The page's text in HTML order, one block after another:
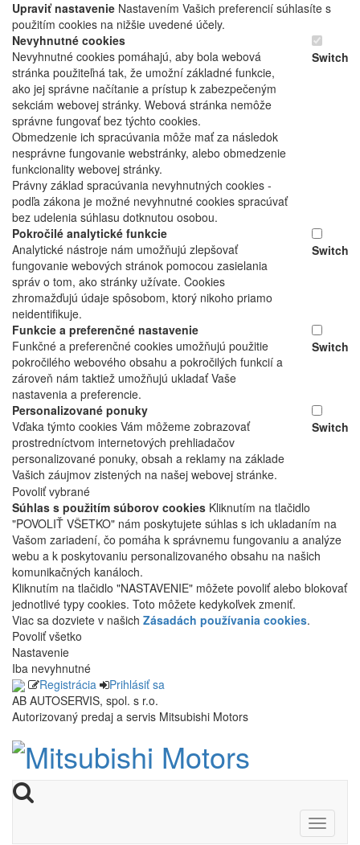
Upraviť nastavenie Nastavením Vašich preferencií súhlasíte s
použitím cookies na nižšie uvedené účely.
Nevyhnutné cookies
Nevyhnutné cookies pomáhajú, aby bola webová
stránka použiteľná tak, že umožní základné funkcie,
ako jej správne načítanie a prístup k zabezpečeným
sekciám webovej stránky. Webová stránka nemôže
správne fungovať bez týchto cookies.
Obmedzenie ich spracúvania môže mať za následok
nesprávne fungovanie webstránky, alebo obmedzenie
funkcionality webovej stránky.
Právny základ spracúvania nevyhnutných cookies -
podľa zákona je možné nevyhnutné cookies spracúvať
bez udelenia súhlasu dotknutou osobou.
Switch
Pokročilé analytické funkcie
Analytické nástroje nám umožňujú zlepšovať
fungovanie webových stránok pomocou zasielania
správ o tom, ako stránky užívate. Cookies
zhromažďujú údaje spôsobom, ktorý nikoho priamo
neidentifikuje.
Switch
Funkcie a preferenčné nastavenie
Funkčné a preferenčné cookies umožňujú použitie
pokročilého webového obsahu a pokročilých funkcií a
zároveň nám taktiež umožňujú ukladať Vaše
nastavenia a preferencie.
Switch
Personalizované ponuky
Vďaka týmto cookies Vám môžeme zobrazovať
prostredníctvom internetových prehliadačov
personalizované ponuky, obsah a reklamy na základe
Vašich záujmov zistených na našej webovej stránke.
Switch
Povoliť vybrané
Súhlas s použitím súborov cookies Kliknutím na tlačidlo
"POVOLIŤ VŠETKO" nám poskytujete súhlas s ich ukladaním na
Vašom zariadení, čo pomáha k správnemu fungovaniu a analýze
webu a k poskytovaniu personalizovaného obsahu na našich
komunikačných kanáloch.
Kliknutím na tlačidlo "NASTAVENIE" môžete povoliť alebo blokovať
jednotlivé typy cookies. Toto môžete kedykoľvek zmeniť.
Viac sa dozviete v našich Zásadách používania cookies.
Povoliť všetko
Nastavenie
Iba nevyhnutné
Registrácia
Prihlásiť sa
AB AUTOSERVIS, spol. s r.o.
Autorizovaný predaj a servis Mitsubishi Motors